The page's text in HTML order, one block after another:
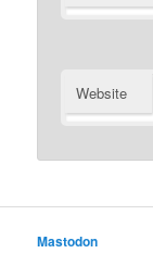
Website
Mastodon